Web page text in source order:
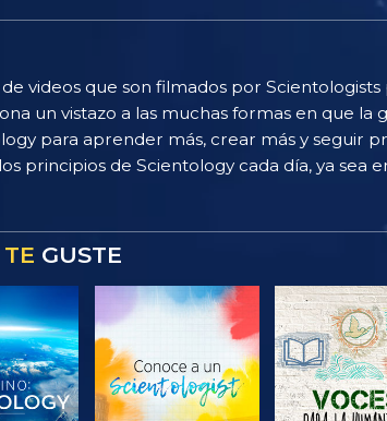
de videos que son filmados por
un vistazo a las muchas formas en que
para aprender más, crear más y seguir
principios de Scientology cada día, ya sea
TE GUSTE